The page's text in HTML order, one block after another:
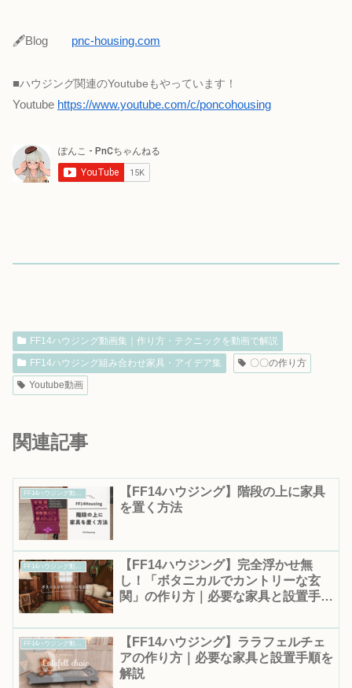
🖋Blog pnc-housing.com
■ハウジング関連のYoutubeもやっています！
Youtube https://www.youtube.com/c/poncohousing
FF14ハウジング動画集｜作り方・テクニックを動画で解説
FF14ハウジング組み合わせ家具・アイデア集
〇〇の作り方
Youtube動画
関連記事
FF14ハウジング動画集｜作り方・テクニックを動画で解説
【FF14ハウジング】階段の上に家具
を置く方法
FF14ハウジング動画集｜作り方・テクニックを動画で解説
【FF14ハウジング】完全浮かせ無
し！「ボタニカルでカントリーな玄
関」の作り方｜必要な家具と設置手順
FF14ハウジング動画集｜作り方・テクニックを動画で解説
【FF14ハウジング】ララフェルチェ
アの作り方｜必要な家具と設置手順を
解説